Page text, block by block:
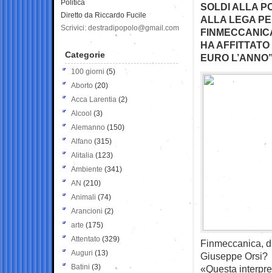
SOLDI ALLA
ALLA LEGA
HA
EURO
Finmeccanica,
Giuseppe Orsi?
«Questa
Politica
Diretto da Riccardo Fucile
Scrivici: destradipopolo@gmail.com
Categorie
100 giorni (5)
Aborto (20)
Acca Larentia (2)
Alcool (3)
Alemanno (150)
Alfano (315)
Alitalia (123)
Ambiente (341)
AN (210)
Animali (74)
Arancioni (2)
arte (175)
Attentato (329)
Auguri (13)
Batini (3)